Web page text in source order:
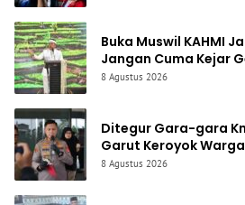
Buka Muswil KAHMI
Jangan Cuma Kejar
Buat Karya Nyata
8 Agustus 2026
Ditegur Gara-gara
Garut Keroyok
8 Agustus 2026